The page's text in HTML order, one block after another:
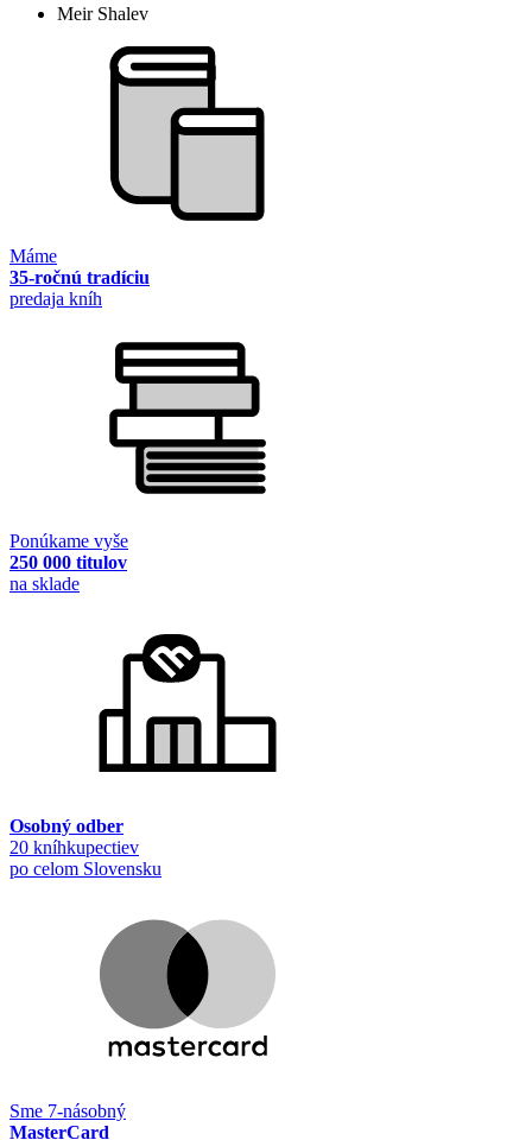
Meir Shalev
Máme
35-ročnú tradíciu
predaja kníh
Ponúkame vyše
250 000 titulov
na sklade
Osobný odber
20 kníhkupectiev
po celom Slovensku
Sme 7-násobný
MasterCard